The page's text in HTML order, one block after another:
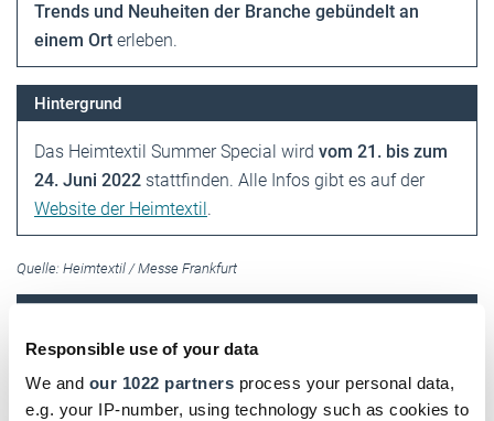
Responsible use of your data
We and our 1022 partners process your personal data,
e.g. your IP-number, using technology such as cookies to
Trends und Neuheiten der Branche gebündelt an
einem Ort erleben.
Hintergrund
Das Heimtextil Summer Special wird vom 21. bis zum
24. Juni 2022 stattfinden. Alle Infos gibt es auf der
Website der Heimtextil .
Quelle: Heimtextil / Messe Frankfurt
Einfach hier klicken und für das digitale DHB
registrieren!